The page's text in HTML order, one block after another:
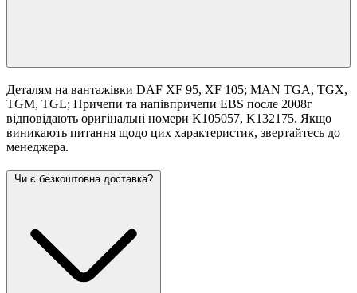
Деталям на вантажівки DAF XF 95, XF 105; MAN TGA, TGX,
TGM, TGL; Причепи та напівпричепи EBS после 2008г
відповідають оригінальні номери K105057, K132175. Якщо
виникають питання щодо цих характеристик, звертайтесь до
менеджера.
Чи є безкоштовна доставка?